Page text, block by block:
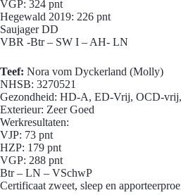
VGP: 324 pnt
Hegewald 2019: 226 pnt
Saujager DD
VBR -Btr – SW I – AH- LN
Teef: Nora vom Dyckerland (Molly)
NHSB: 3270521
Gezondheid: HD-A, ED-Vrij, OCD-
Exterieur: Zeer Goed
Werkresultaten:
VJP: 73 pnt
HZP: 179 pnt
VGP: 288 pnt
Btr – LN – VSchwP
Certificaat zweet, sleep en